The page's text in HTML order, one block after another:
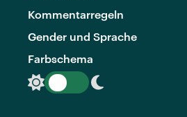
Kommentarregeln
Gender und Sprache
Farbschema